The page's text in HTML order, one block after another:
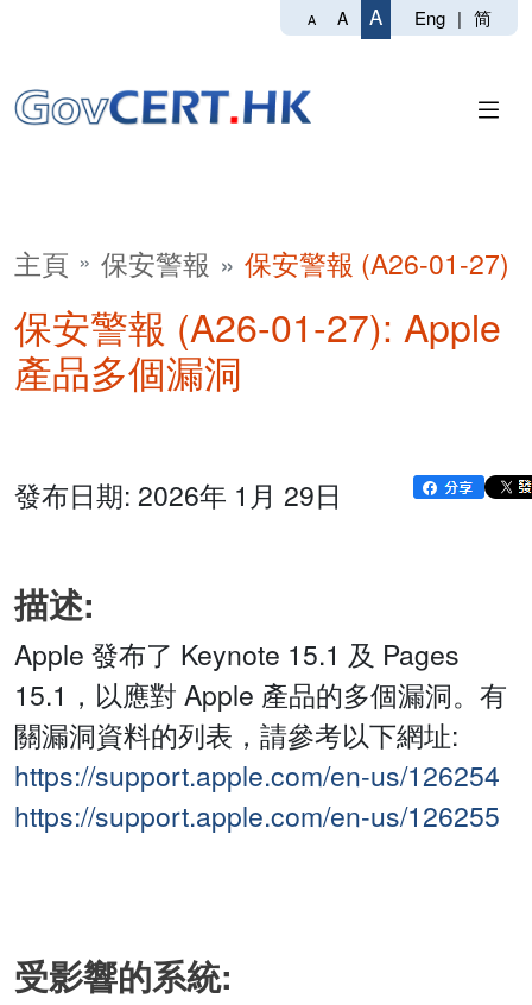
A A A Eng | 简
主頁 保安警報 保安警報 (A26-01-27)
保安警報 (A26-01-27): Apple
產品多個漏洞
發布日期: 2026年 1月 29日
描述:
Apple 發布了 Keynote 15.1 及 Pages
15.1，以應對 Apple 產品的多個漏洞。有
關漏洞資料的列表，請參考以下網址:
https://support.apple.com/en-us/126254
https://support.apple.com/en-us/126255
受影響的系統: